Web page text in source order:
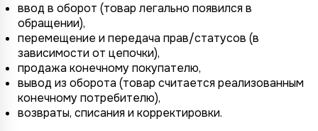
ввод в оборот (товар легально появился в
обращении),
перемещение и передача прав/статусов (в
зависимости от цепочки),
продажа конечному покупателю,
вывод из оборота (товар считается реализованным
конечному потребителю),
возвраты, списания и корректировки.